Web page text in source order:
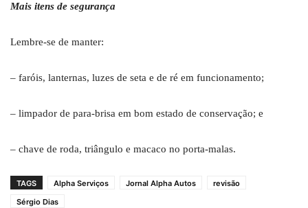
Mais itens de segurança
Lembre-se de manter:
– faróis, lanternas, luzes de seta e de ré em funcionamento;
– limpador de para-brisa em bom estado de conservação; e
– chave de roda, triângulo e macaco no porta-malas.
TAGS Alpha Serviços Jornal Alpha Autos
revisão
Sérgio Dias